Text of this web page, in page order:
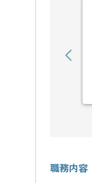
職務内容